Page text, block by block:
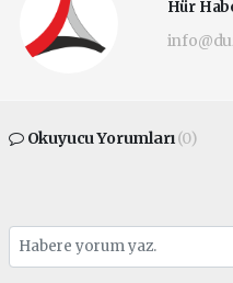
Hür
Okuyucu Yorumları(0)